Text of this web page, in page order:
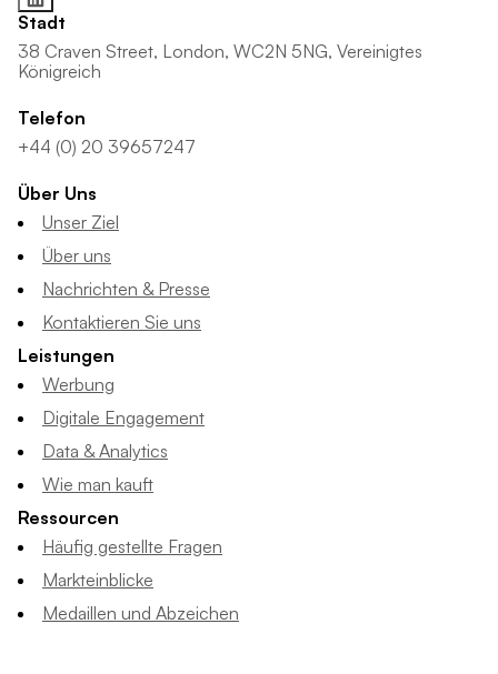
Stadt
38 Craven Street, London, WC2N 5NG, Vereinigtes
Königreich
Telefon
+44 (0) 20 39657247
Über Uns
Unser Ziel
Über uns
Nachrichten & Presse
Kontaktieren Sie uns
Leistungen
Werbung
Digitale Engagement
Data & Analytics
Wie man kauft
Ressourcen
Häufig gestellte Fragen
Markteinblicke
Medaillen und Abzeichen